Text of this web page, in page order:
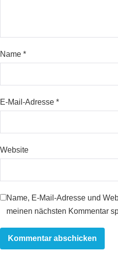
Name *
E-Mail-Adresse *
Website
Name, E-Mail-Adresse und
meinen nächsten Kommentar